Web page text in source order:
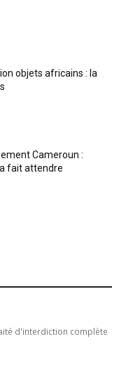
objets africains : la
Cameroun :
fait attendre